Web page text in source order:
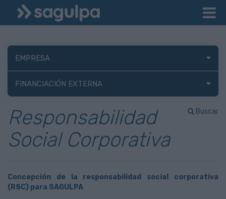
EMPRESA
FINANCIACIÓN EXTERNA
Buscar
Responsabilidad
Social Corporativa
Concepción de la responsabilidad social corporativa
(RSC) para SAGULPA